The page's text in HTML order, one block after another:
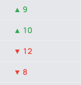
▲ 9
▲ 10
▼ 12
▼ 8